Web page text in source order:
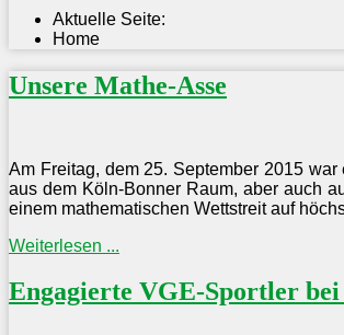
Aktuelle Seite:
Home
Unsere Mathe-Asse
Am Freitag, dem 25. September 2015
aus dem Köln-Bonner Raum, aber auch
einem mathematischen Wettstreit auf
Weiterlesen ...
Engagierte VGE-Sportler